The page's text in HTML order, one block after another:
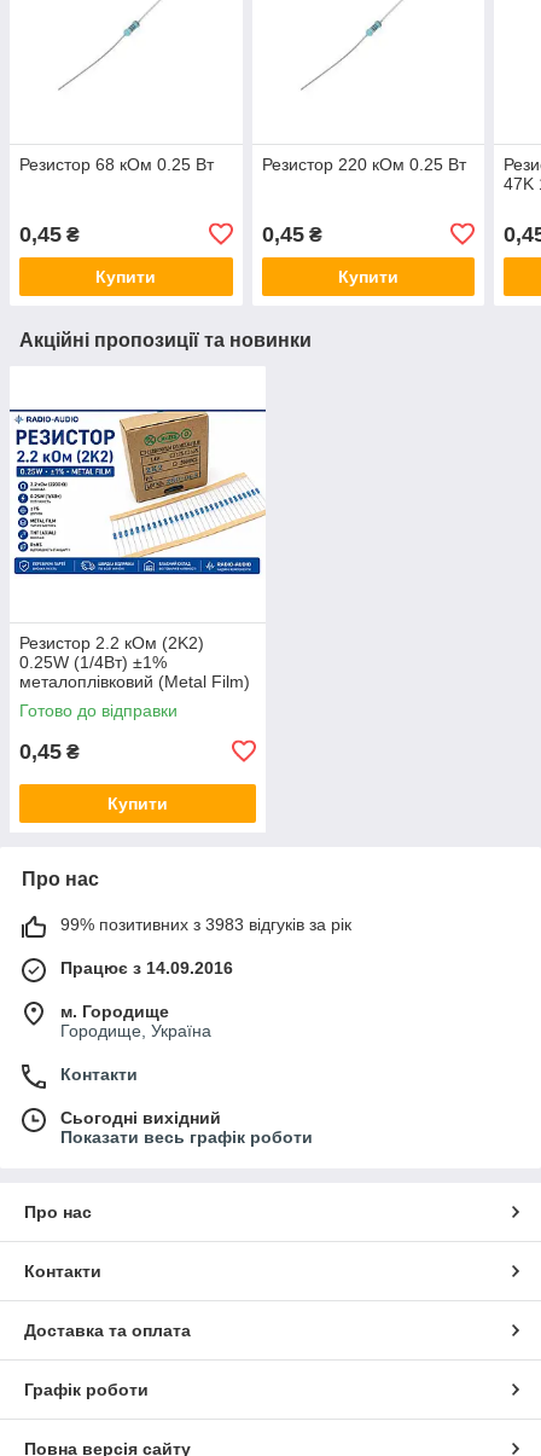
Резистор 68 кОм 0.25 Вт
0,45 ₴
Купити
Резистор 220 кОм 0.25 Вт
0,45₴
Купити
47K
Акційні пропозиції та новинки
Резистор 2.2 кОм (2K2)
0.25W (1/4Вт) ±1%
металоплівковий (Metal Film)
Готово до відправки
0,45 ₴
Купити
Про нас
99% позитивних з 3983 відгуків за рік
Працює з 14.09.2016
м. Городище
Городище, Україна
Контакти
Сьогодні вихідний
Показати весь графік роботи
Про нас
Контакти
Доставка та оплата
Графік роботи
Повна версія сайту